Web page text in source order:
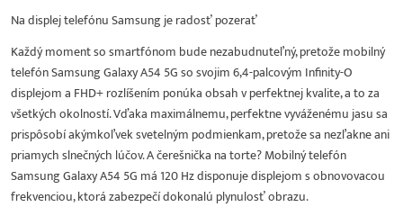
Na displej telefónu Samsung je radosť pozerať
Každý moment so smartfónom bude nezabudnuteľný, pretože mobilný
telefón Samsung Galaxy A54 5G so svojim 6,4-palcovým Infinity-O
displejom a FHD+ rozlíšením ponúka obsah v perfektnej kvalite, a to za
všetkých okolností. Vďaka maximálnemu, perfektne vyváženému jasu sa
prispôsobí akýmkoľvek svetelným podmienkam, pretože sa nezľakne ani
priamych slnečných lúčov. A čerešnička na torte? Mobilný telefón
Samsung Galaxy A54 5G má 120 Hz disponuje displejom s obnovovacou
frekvenciou, ktorá zabezpečí dokonalú plynulosť obrazu.